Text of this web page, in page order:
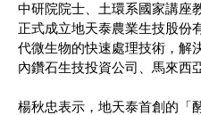
中研院院士、土環系國家講座
正式成立地天泰農業生技股份
代微生物的快速處理技術，解
內鑽石生技投資公司、馬來西
楊秋忠表示，地天泰首創的「